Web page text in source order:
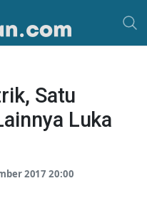
Satu
Luka
2017 20:00